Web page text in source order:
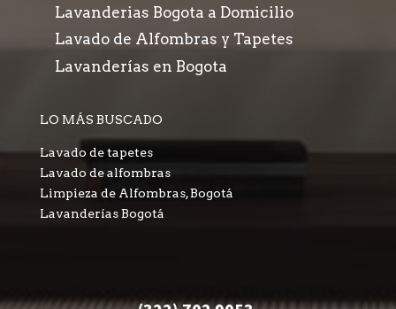
Lavanderias Bogota a Domicilio
Lavado de Alfombras y Tapetes
Lavanderías en Bogota
LO MÁS BUSCADO
Lavado de tapetes
Lavado de alfombras
Limpieza de Alfombras, Bogotá
Lavanderías Bogotá